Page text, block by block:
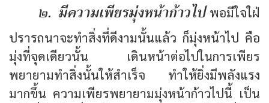
๒. มีความเพียรมุ่งหน้าก้าวไปพอมีใจใฝ่
ปรารถนาจะทำสิ่งที่ดีงามนั้นแล้ว ก็มุ่งหน้าไป คือ
มุ่งที่จุดเดียวนั้น เดินหน้าต่อไปในการเพียร
พยายามทำสิ่งนั้นให้สำเร็จ ทำให้ยิ่งมีพลังแรง
มากขึ้น ความเพียรพยายามมุ่งหน้าก้าวไปนี้ เป็น